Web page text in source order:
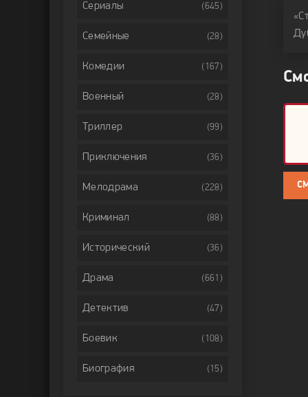
Сериалы (645)
Семейные (28)
Комедии (167)
Военный (28)
Триллер (99)
Приключения (36)
Мелодрама (228)
Криминал (88)
Исторический (36)
Драма (661)
Детектив (47)
Боевик (108)
Биография (15)